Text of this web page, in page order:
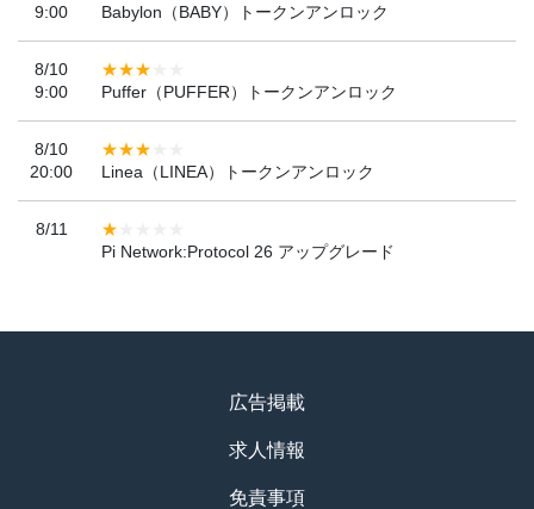
9:00
Babylon（BABY）トークンアンロック
8/10
9:00
Puffer（PUFFER）トークンアンロック
8/10
20:00
Linea（LINEA）トークンアンロック
8/11
Pi Network:Protocol 26 アップグレード
広告掲載
求人情報
免責事項